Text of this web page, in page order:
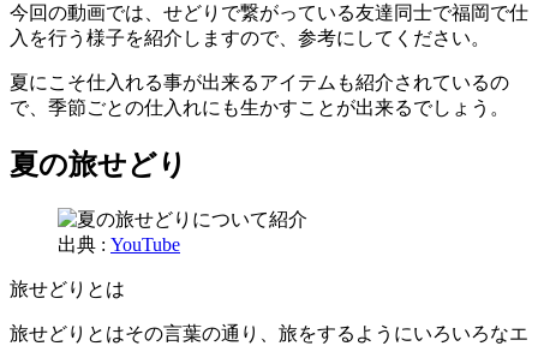
今回の動画では、せどりで繋がっている友達同士で福岡で仕
入を行う様子を紹介しますので、参考にしてください。
夏にこそ仕入れる事が出来るアイテムも紹介されているの
で、季節ごとの仕入れにも生かすことが出来るでしょう。
夏の旅せどり
出典 : YouTube
旅せどりとは
旅せどりとはその言葉の通り、旅をするようにいろいろなエ